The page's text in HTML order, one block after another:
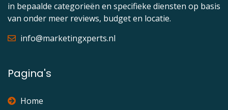
in bepaalde categorieën en specifieke diensten op basis
van onder meer reviews, budget en locatie.
info@marketingxperts.nl
Pagina's
Home